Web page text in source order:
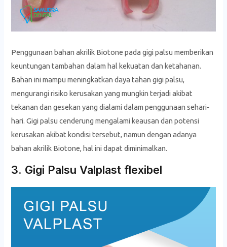
Penggunaan bahan akrilik Biotone pada gigi palsu memberikan
keuntungan tambahan dalam hal kekuatan dan ketahanan.
Bahan ini mampu meningkatkan daya tahan gigi palsu,
mengurangi risiko kerusakan yang mungkin terjadi akibat
tekanan dan gesekan yang dialami dalam penggunaan sehari-
hari. Gigi palsu cenderung mengalami keausan dan potensi
kerusakan akibat kondisi tersebut, namun dengan adanya
bahan akrilik Biotone, hal ini dapat diminimalkan.
3. Gigi Palsu Valplast flexibel